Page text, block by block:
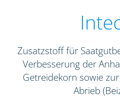
Zusatzstoff für
Verbesserung der
Getreidekorn sowie
Abrieb